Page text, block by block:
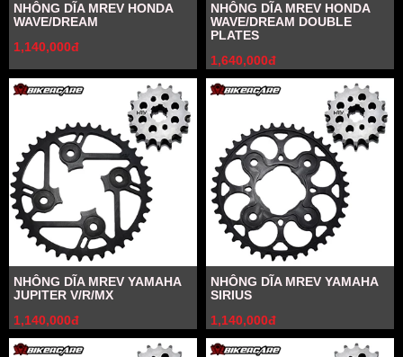
NHÔNG DĨA MREV HONDA
WAVE/DREAM
1,140,000đ
NHÔNG DĨA MREV HONDA
WAVE/DREAM DOUBLE
PLATES
1,640,000đ
NHÔNG DĨA MREV YAMAHA
JUPITER V/R/MX
1,140,000đ
NHÔNG DĨA MREV YAMAHA
SIRIUS
1,140,000đ